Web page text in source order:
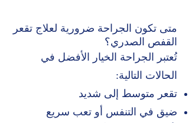
متى تكون الجراحة ضرورية لعلاج تقعر
القفص الصدري؟
تُعتبر الجراحة الخيار الأفضل في
الحالات التالية:
تقعر متوسط إلى شديد
ضيق في التنفس أو تعب سريع